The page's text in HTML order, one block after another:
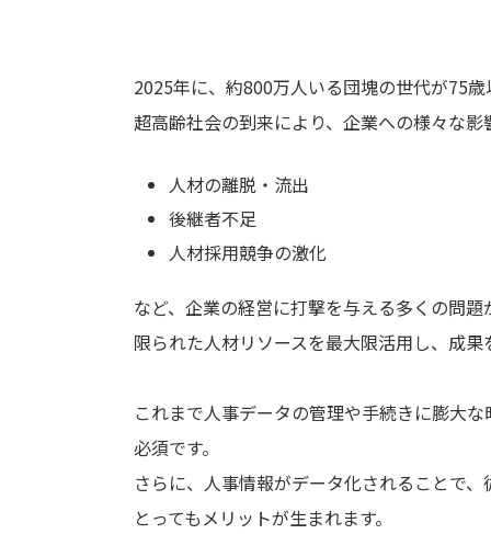
2025年に、約800万人いる団塊の世代が75
超高齢社会の到来により、企業への様々な
人材の離脱・流出
後継者不足
人材採用競争の激化
など、企業の経営に打撃を与える多くの問
限られた人材リソースを最大限活用し、成
これまで人事データの管理や手続きに膨大
必須です。
さらに、人事情報がデータ化されることで
とってもメリットが生まれます。